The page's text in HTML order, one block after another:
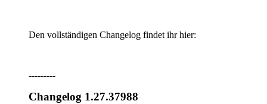
Den vollständigen Changelog findet ihr hier:
---------
Changelog 1.27.37988